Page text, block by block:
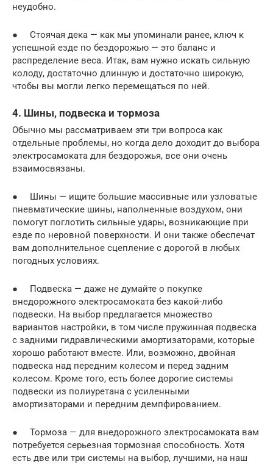
неудобно.
● Стоячая дека — как мы упоминали ранее, ключ к
успешной езде по бездорожью — это баланс и
распределение веса. Итак, вам нужно искать сильную
колоду, достаточно длинную и достаточно широкую,
чтобы вы могли легко перемещаться по ней.
4. Шины, подвеска и тормоза
Обычно мы рассматриваем эти три вопроса как
отдельные проблемы, но когда дело доходит до выбора
электросамоката для бездорожья, все они очень
взаимосвязаны.
● Шины — ищите большие массивные или узловатые
пневматические шины, наполненные воздухом, они
помогут поглотить сильные удары, возникающие при
езде по неровной поверхности. И они также обеспечат
вам дополнительное сцепление с дорогой в любых
погодных условиях.
● Подвеска — даже не думайте о покупке
внедорожного электросамоката без какой-либо
подвески. На выбор предлагается множество
вариантов настройки, в том числе пружинная подвеска
с задними гидравлическими амортизаторами, которые
хорошо работают вместе. Или, возможно, двойная
подвеска над передним колесом и перед задним
колесом. Кроме того, есть более дорогие системы
подвески из полиуретана с усиленными
амортизаторами и передним демпфированием.
● Тормоза — для внедорожного электросамоката вам
потребуется серьезная тормозная способность. Хотя
есть две или три системы на выбор, лучшими, на наш